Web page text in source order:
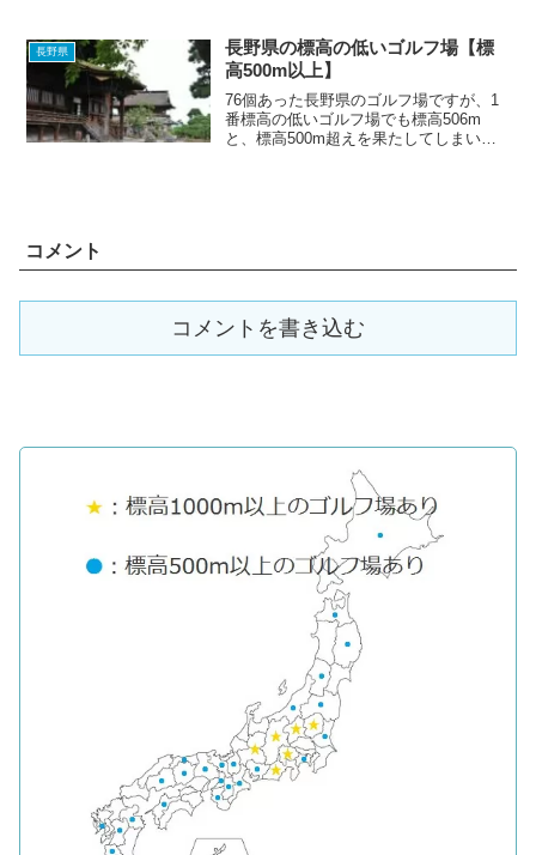
Don't miss ...
長野県
長野県の標高の低いゴルフ場【標
高500m以上】
76個あった長野県のゴルフ場ですが、1
番標高の低いゴルフ場でも標高506m
と、標高500m超えを果たしてしまいま
コメント
コメントを書き込む